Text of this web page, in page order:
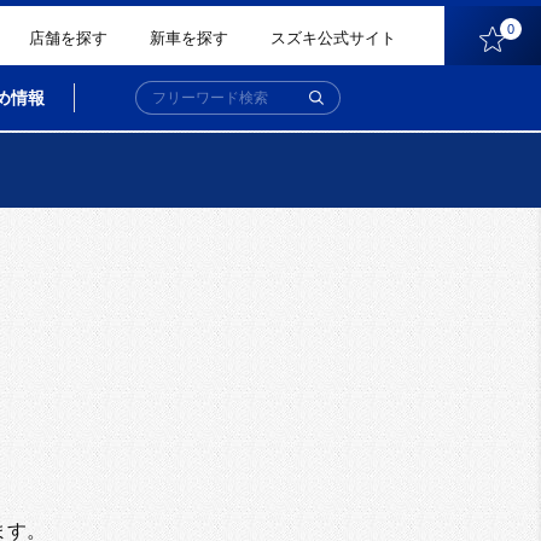
店舗を探す 新車を探す スズキ公式サイト 0
情報
す。